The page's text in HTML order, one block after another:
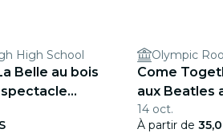
High School
Belle au bois
Olympic
Come
aux Beatles
Pavilion
14 oct.
À partir de